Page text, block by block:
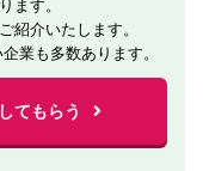
ます。
紹介いたします。
業も多数あります。
てもらう